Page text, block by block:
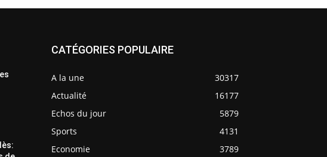
CATÉGORIES POPULAIRE
A la une
30317
Actualité
16177
Echos du jour
5879
Sports
4131
Economie
3789